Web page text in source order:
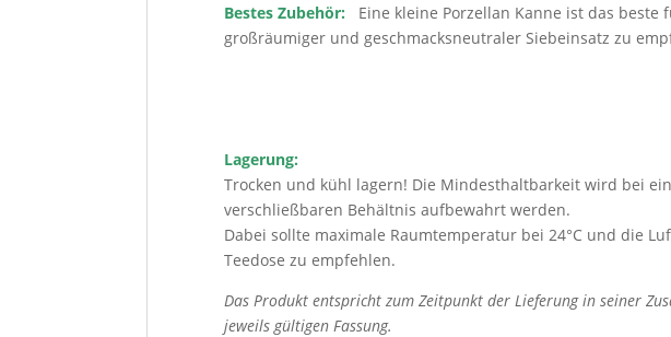
Bestes Zubehör: Eine kleine Porzellan Kanne ist das beste
großräumiger und geschmacksneutraler Siebeinsatz zu
Lagerung:
Trocken und kühl lagern! Die Mindesthaltbarkeit wird bei
verschließbaren Behältnis aufbewahrt werden.
Dabei sollte maximale Raumtemperatur bei 24°C und die
Teedose zu empfehlen.
Das Produkt entspricht zum Zeitpunkt der Lieferung in seiner
jeweils gültigen Fassung.